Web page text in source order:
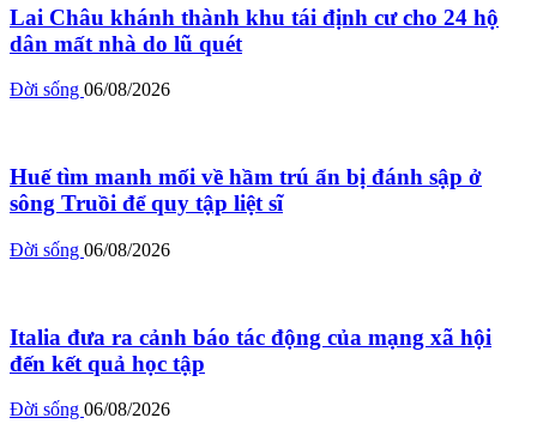
Lai Châu khánh thành khu tái định cư cho 24 hộ
dân mất nhà do lũ quét
Đời sống 06/08/2026
Huế tìm manh mối về hầm trú ẩn bị đánh sập ở
sông Truồi để quy tập liệt sĩ
Đời sống 06/08/2026
Italia đưa ra cảnh báo tác động của mạng xã hội
đến kết quả học tập
Đời sống 06/08/2026